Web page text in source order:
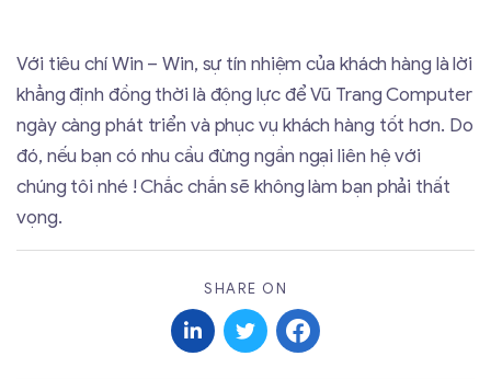
Với tiêu chí Win – Win, sự tín nhiệm của khách hàng là lời
khẳng định đồng thời là động lực để Vũ Trang Computer
ngày càng phát triển và phục vụ khách hàng tốt hơn. Do
đó, nếu bạn có nhu cầu đừng ngần ngại liên hệ với
chúng tôi nhé ! Chắc chắn sẽ không làm bạn phải thất
vọng.
SHARE ON